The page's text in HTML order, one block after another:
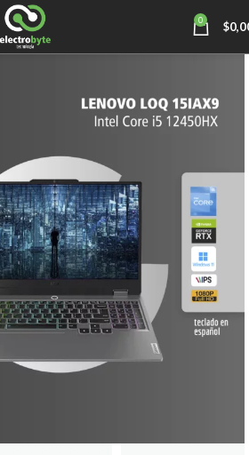
0 $